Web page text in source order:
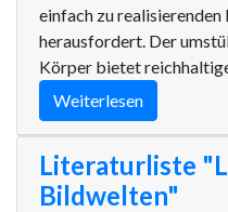
einfach zu
herausfordert. Der
Körper bietet
Weiterlesen
Literaturliste
Bildwelten"